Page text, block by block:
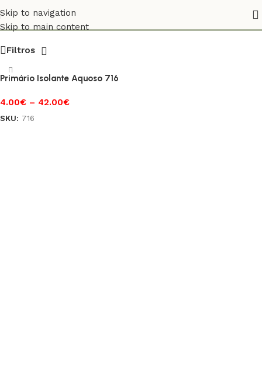
Skip to navigation
Skip to main content
1,07
Filtros
Primário Isolante Aquoso 716
4.00€ – 42.00€
SKU: 716